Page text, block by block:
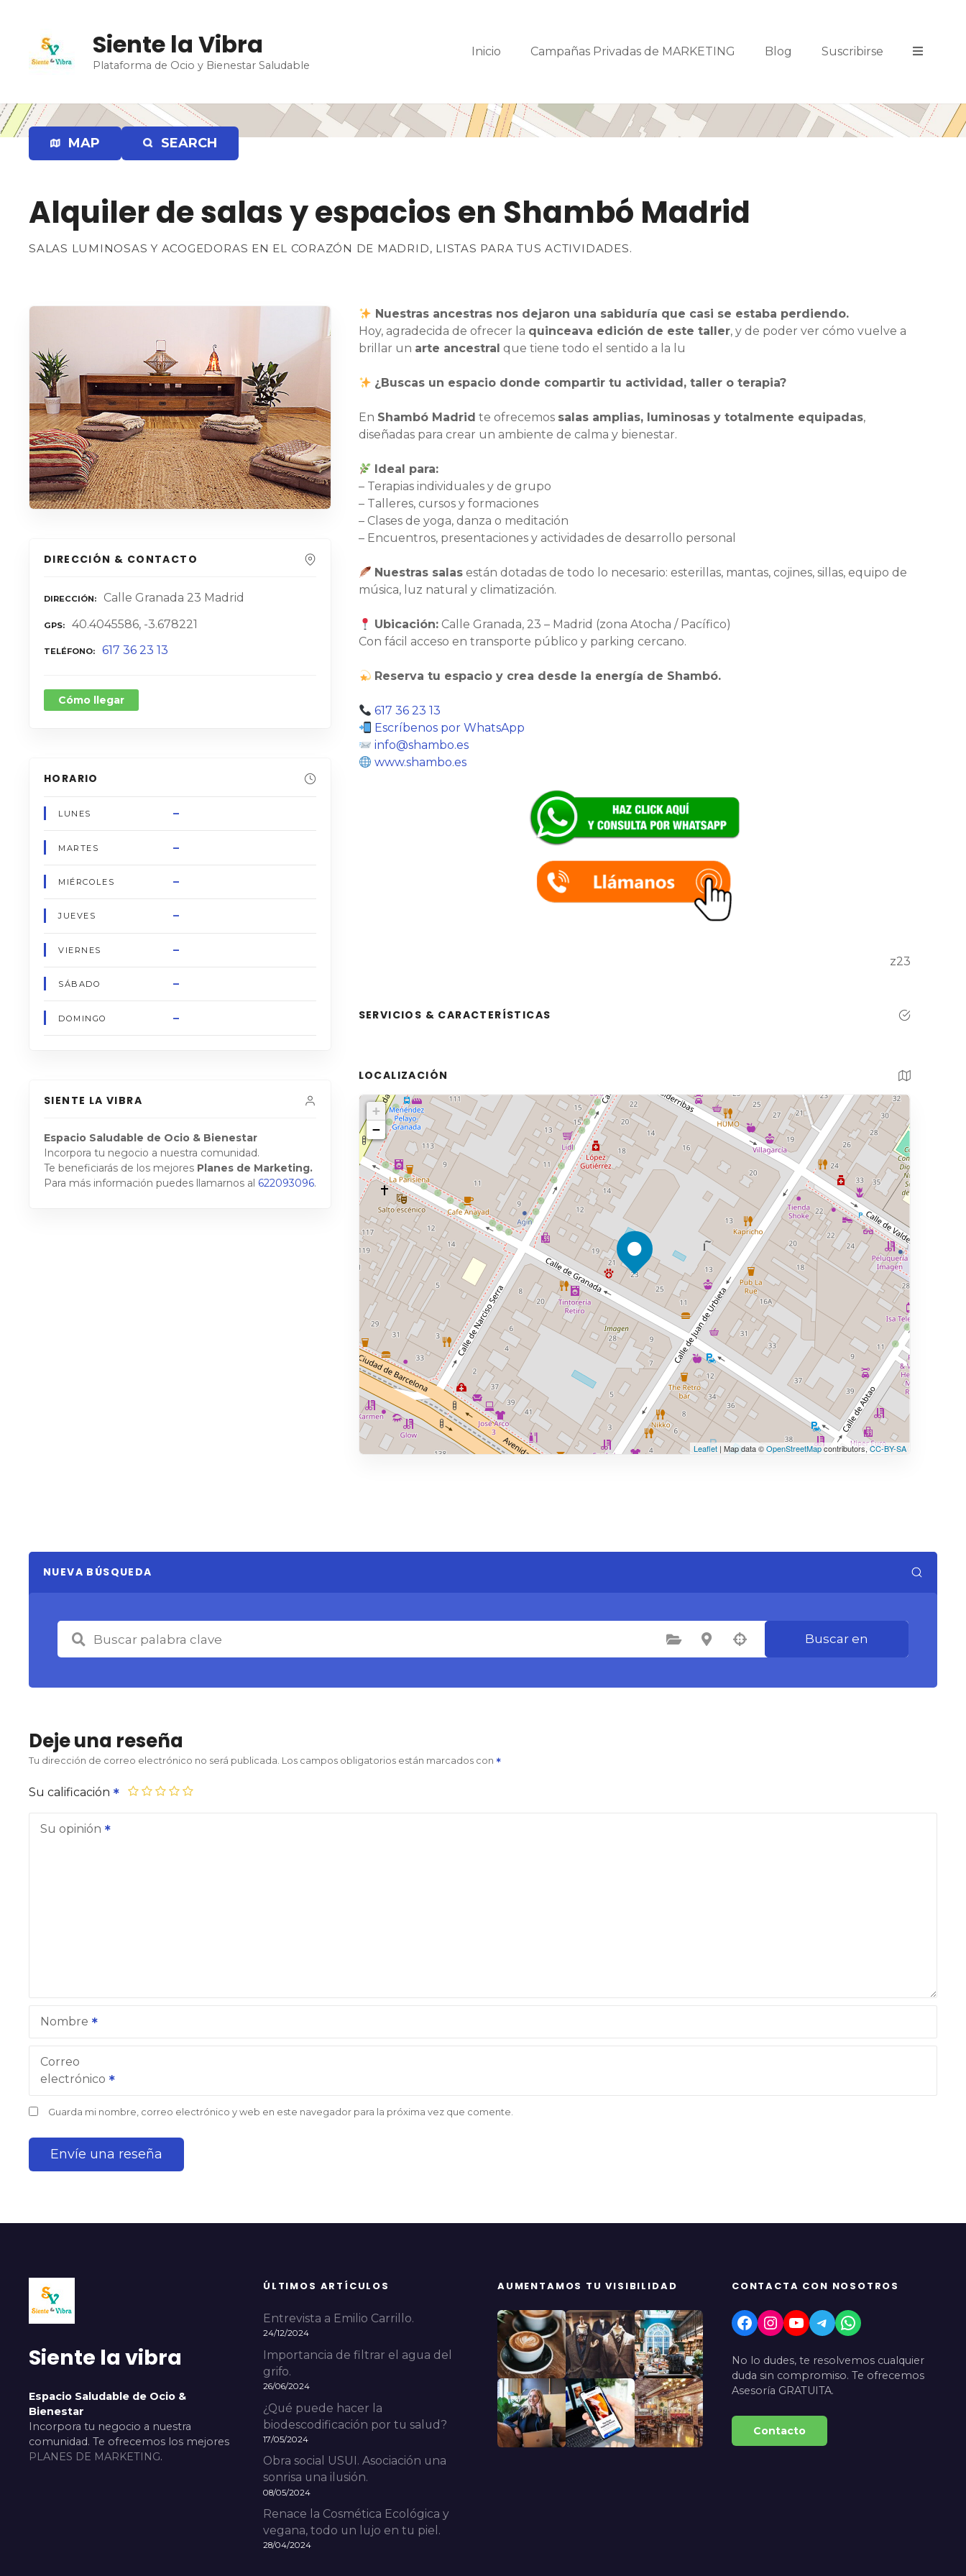
a
l
Siente la Vibra
Plataforma de Ocio y Bienestar Saludable
Inicio Campañas Privadas de MARKETING Blog Suscribirse
MAP SEARCH
Alquiler de salas y espacios en Shambó Madrid
SALAS LUMINOSAS Y ACOGEDORAS EN EL CORAZÓN DE MADRID, LISTAS PARA TUS ACTIVIDADES.
DIRECCIÓN & CONTACTO
DIRECCIÓN Calle Granada 23 Madrid
GPS 40.4045586, -3.678221
TELÉFONO 617 36 23 13
Cómo llegar
HORARIO
LUNES –
MARTES –
MIÉRCOLES –
JUEVES –
VIERNES –
SÁBADO –
DOMINGO –
SIENTE LA VIBRA
Espacio Saludable de Ocio & Bienestar
Incorpora tu negocio a nuestra comunidad.
Te beneficiarás de los mejores Planes de Marketing.
Para más información puedes llamarnos al 622093096.
Nuestras ancestras nos dejaron una sabiduría que casi se estaba perdiendo.
Hoy, agradecida de ofrecer la quinceava edición de este taller, y de poder ver cómo vuelve a
brillar un arte ancestral que tiene todo el sentido a la lu
¿Buscas un espacio donde compartir tu actividad, taller o terapia?
En Shambó Madrid te ofrecemos salas amplias, luminosas y totalmente equipadas,
diseñadas para crear un ambiente de calma y bienestar.
Ideal para:
– Terapias individuales y de grupo
– Talleres, cursos y formaciones
– Clases de yoga, danza o meditación
– Encuentros, presentaciones y actividades de desarrollo personal
Nuestras salasestán dotadas de todo lo necesario: esterillas, mantas, cojines, sillas, equipo de
música, luz natural y climatización.
Ubicación:Calle Granada, 23 – Madrid (zona Atocha / Pacífico)
Con fácil acceso en transporte público y parking cercano.
Reserva tu espacio y crea desde la energía de Shambó.
617 36 23 13
Escríbenos por WhatsApp
info@shambo.es
www.shambo.es
z23
SERVICIOS & CARACTERÍSTICAS
LOCALIZACIÓN
+
−
Leaflet| Map data ©OpenStreetMapcontributors,CC-BY-SA
NUEVA BÚSQUEDA
Seleccione la categoría Seleccione la ubicación Buscar en
Deje una reseña
Tu dirección de correo electrónico no será publicada. Los campos obligatorios están marcados con
Su calificación
Su opinión
Nombre
Correo
electrónico
Guarda mi nombre, correo electrónico y web en este navegador para la próxima vez que comente.
Siente la vibra
Espacio Saludable de Ocio &
Bienestar
Incorpora tu negocio a nuestra
comunidad. Te ofrecemos los mejores
PLANES DE MARKETING.
ÚLTIMOS ARTÍCULOS
Entrevista a Emilio Carrillo.
24/12/2024
Importancia de filtrar el agua del
grifo.
26/06/2024
¿Qué puede hacer la
biodescodificación por tu salud?
17/05/2024
Obra social USUI. Asociación una
sonrisa una ilusión.
08/05/2024
Renace la Cosmética Ecológica y
vegana, todo un lujo en tu piel.
28/04/2024
AUMENTAMOS TU VISIBILIDAD CONTACTA CON NOSOTROS
Facebook Instagram YouTube Telegram WhatsApp
No lo dudes, te resolvemos cualquier
duda sin compromiso. Te ofrecemos
Asesoría GRATUITA.
Contacto